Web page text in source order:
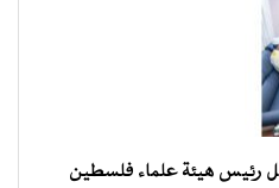
رئيس هيئة علماء فلسطين